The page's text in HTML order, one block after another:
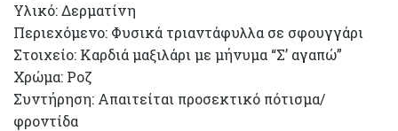
Υλικό: Δερματίνη
Περιεχόμενο: Φυσικά τριαντάφυλλα σε σφουγγάρι
Στοιχείο: Καρδιά μαξιλάρι με μήνυμα “Σ’ αγαπώ”
Χρώμα: Ροζ
Συντήρηση: Απαιτείται προσεκτικό πότισμα/
φροντίδα